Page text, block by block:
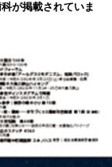
が掲載されていま